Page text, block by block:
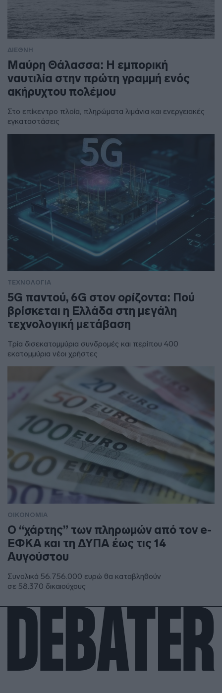
ΔΙΕΘΝΗ
Μαύρη Θάλασσα: Η εμπορική
ναυτιλία στην πρώτη γραμμή ενός
ακήρυχτου πολέμου
Στο επίκεντρο πλοία, πληρώματα λιμάνια και ενεργειακές
εγκαταστάσεις
ΤΕΧΝΟΛΟΓΙΑ
5G παντού, 6G στον ορίζοντα: Πού
βρίσκεται η Ελλάδα στη μεγάλη
τεχνολογική μετάβαση
Τρία δισεκατομμύρια συνδρομές και περίπου 400
εκατομμύρια νέοι χρήστες
ΟΙΚΟΝΟΜΙΑ
Ο “χάρτης” των πληρωμών από τον e-
ΕΦΚΑ και τη ΔΥΠΑ έως τις 14
Αυγούστου
Συνολικά 56.756.000 ευρώ θα καταβληθούν
σε 58.370 δικαιούχους